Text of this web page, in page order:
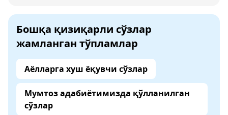
Бошқа қизиқарли сўзлар
жамланган тўпламлар
Аёлларга хуш ёқувчи сўзлар
Мумтоз адабиётимизда қўлланилган
сўзлар